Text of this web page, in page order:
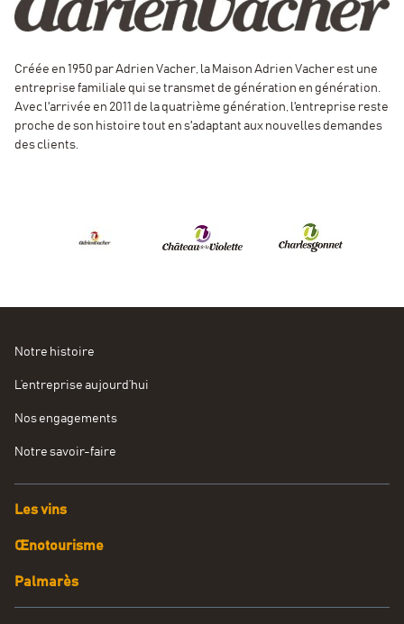
Créée en 1950 par Adrien Vacher, la Maison Adrien Vacher est une
entreprise familiale qui se transmet de génération en génération.
Avec l'arrivée en 2011 de la quatrième génération, l'entreprise reste
proche de son histoire tout en s'adaptant aux nouvelles demandes
des clients.
Notre histoire
L’entreprise aujourd’hui
Nos engagements
Notre savoir-faire
Les vins
Œnotourisme
Palmarès